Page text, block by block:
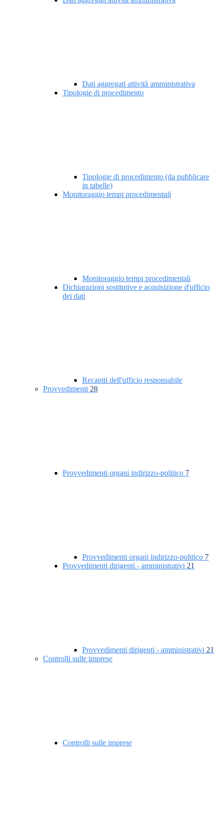
Dati aggregati attività amministrativa
Tipologie di procedimento
Tipologie di procedimento (da pubblicare
in tabelle)
Monitoraggio tempi procedimentali
Monitoraggio tempi procedimentali
Dichiarazioni sostitutive e acquisizione d'ufficio
dei dati
Recapiti dell'ufficio responsabile
Provvedimenti 28
Provvedimenti organi indirizzo-politico 7
Provvedimenti organi indirizzo-politico 7
Provvedimenti dirigenti - amministrativi 21
Provvedimenti dirigenti - amministrativi 21
Controlli sulle imprese
Controlli sulle imprese